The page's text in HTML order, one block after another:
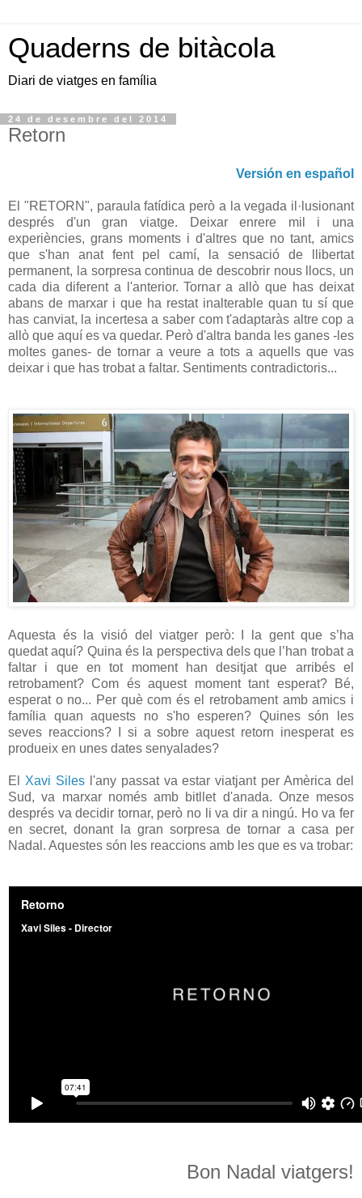
Quaderns de bitàcola
Diari de viatges en família
24 de desembre del 2014
Retorn
Versión en español
El "RETORN", paraula fatídica però a la vegada il·lusionant
després d'un gran viatge. Deixar enrere mil i una
experiències, grans moments i d'altres que no tant, amics
que s'han anat fent pel camí, la sensació de llibertat
permanent, la sorpresa continua de descobrir nous llocs, un
cada dia diferent a l'anterior. Tornar a allò que has deixat
abans de marxar i que ha restat inalterable quan tu sí que
has canviat, la incertesa a saber com t'adaptaràs altre cop a
allò que aquí es va quedar. Però d'altra banda les ganes -les
moltes ganes- de tornar a veure a tots a aquells que vas
deixar i que has trobat a faltar. Sentiments contradictoris...
Aquesta és la visió del viatger però: I la gent que s’ha
quedat aquí? Quina és la perspectiva dels que l’han trobat a
faltar i que en tot moment han desitjat que arribés el
retrobament? Com és aquest moment tant esperat? Bé,
esperat o no... Per què com és el retrobament amb amics i
família quan aquests no s'ho esperen? Quines són les
seves reaccions? I si a sobre aquest retorn inesperat es
produeix en unes dates senyalades?
El Xavi Silesl'any passat va estar viatjant per Amèrica del
Sud, va marxar només amb bitllet d'anada. Onze mesos
després va decidir tornar, però no li va dir a ningú. Ho va fer
en secret, donant la gran sorpresa de tornar a casa per
Nadal. Aquestes són les reaccions amb les que es va trobar:
Bon Nadal viatgers!